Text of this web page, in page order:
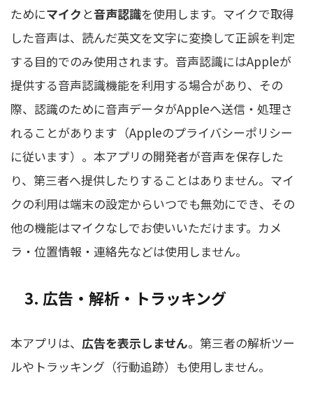
ためにマイク と音声認識を使用します。マイクで取得
した音声は、読んだ英文を文字に変換して正誤を判定
する目的でのみ使用されます。音声認識にはAppleが
提供する音声認識機能を利用する場合があり、その
際、認識のために音声データがAppleへ送信・処理さ
れることがあります（Appleのプライバシーポリシー
に従います）。本アプリの開発者が音声を保存した
り、第三者へ提供したりすることはありません。マイ
クの利用は端末の設定からいつでも無効にでき、その
他の機能はマイクなしでお使いいただけます。カメ
ラ・位置情報・連絡先などは使用しません。
3. 広告・解析・トラッキング
本アプリは、 広告を表示しません。第三者の解析ツー
ルやトラッキング（行動追跡）も使用しません。